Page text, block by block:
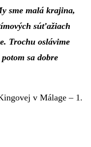
sme malá krajina,
súťažiach
Trochu oslávime
sa dobre
v Málage – 1.